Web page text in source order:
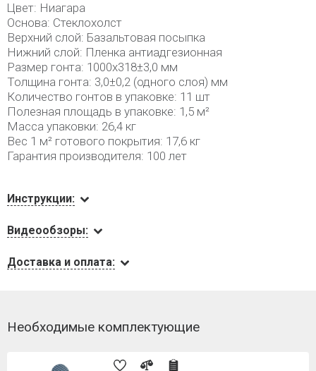
Цвет: Ниагара
Основа: Стеклохолст
Верхний слой: Базальтовая посыпка
Нижний слой: Пленка антиадгезионная
Размер гонта: 1000x318±3,0 мм
Толщина гонта: 3,0±0,2 (одного слоя) мм
Количество гонтов в упаковке: 11 шт
Полезная площадь в упаковке: 1,5 м²
Масса упаковки: 26,4 кг
Вес 1 м² готового покрытия: 17,6 кг
Гарантия производителя: 100 лет
Инструкции:
Видеообзоры:
Доставка и оплата:
Необходимые комплектующие